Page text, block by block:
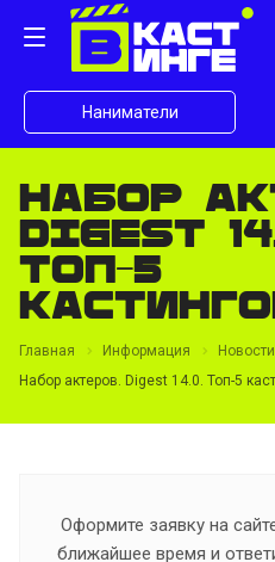
Наниматели
Набор
Digest
Топ-5
Главная Информация
Новости
Набор актеров. Digest 14.0. Топ-5
Оформите заявку на
ближайшее время и